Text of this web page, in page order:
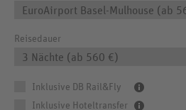
EuroAirport Basel-Mulhouse (ab
Reisedauer
3 Nächte (ab 560 €)
Inklusive DB Rail&Fly
Inklusive Hoteltransfer